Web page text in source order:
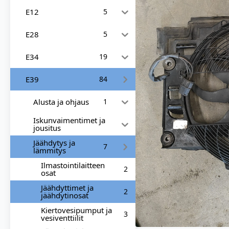
E12 5
E28 5
E34 19
E39 84
Alusta ja ohjaus 1
Iskunvaimentimet ja
jousitus
Jäähdytys ja
lämmitys 7
Ilmastointilaitteen
osat 2
Jäähdyttimet ja
jäähdytinosat 2
Kiertovesipumput ja
vesiventtiilit 3